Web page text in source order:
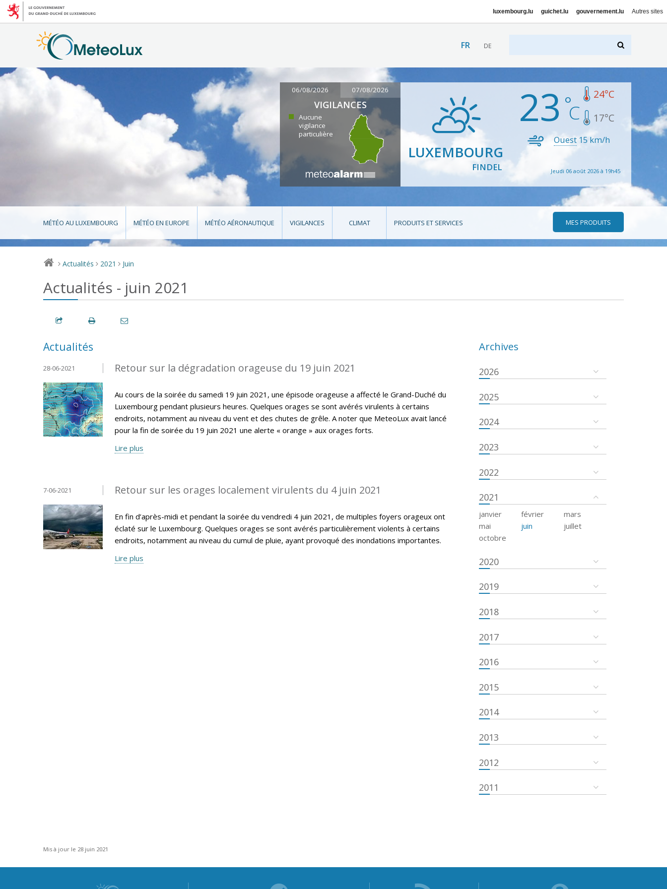
luxembourg.lu guichet.lu gouvernement.lu Autres sites
FR DE
06/08/2026 07/08/2026
VIGILANCES
Aucune
vigilance
particulière
LUXEMBOURG
FINDEL
23 24°C
17°C
Ouest 15 km/h
Jeudi 06 août 2026 à 19h45
MÉTÉO AU LUXEMBOURG MÉTÉO EN EUROPE MÉTÉO AÉRONAUTIQUE VIGILANCES CLIMAT PRODUITS ET SERVICES MES PRODUITS
> Actualités > 2021 > Juin
Actualités - juin 2021
Actualités
Retour sur la dégradation orageuse du 19 juin 2021
28-06-2021
Au cours de la soirée du samedi 19 juin 2021, une épisode orageuse a affecté le Grand-Duché du
Luxembourg pendant plusieurs heures. Quelques orages se sont avérés virulents à certains
endroits, notamment au niveau du vent et des chutes de grêle. A noter que MeteoLux avait lancé
pour la fin de soirée du 19 juin 2021 une alerte « orange » aux orages forts.
Lire plus
Retour sur les orages localement virulents du 4 juin 2021
7-06-2021
En fin d’après-midi et pendant la soirée du vendredi 4 juin 2021, de multiples foyers orageux ont
éclaté sur le Luxembourg. Quelques orages se sont avérés particulièrement violents à certains
endroits, notamment au niveau du cumul de pluie, ayant provoqué des inondations importantes.
Lire plus
Archives
2026
2025
2024
2023
2022
2021
janvier février
mars
mai
juin
juillet
octobre
2020
2019
2018
2017
2016
2015
2014
2013
2012
2011
Mis à jour le 28 juin 2021